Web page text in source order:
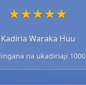
★★★★★
Kadiria Waraka Huu
na ukadiriaji 1000